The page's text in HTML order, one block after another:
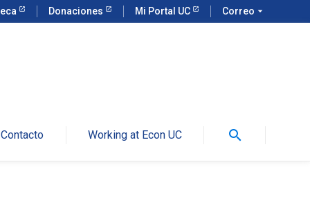
Donaciones Mi Portal UC Correo arrow_drop_down
Contacto Working at Econ UC search